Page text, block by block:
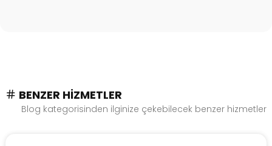
BENZER HIZMETLER
Blog kategorisinden ilginize çekebilecek benzer hizmetler